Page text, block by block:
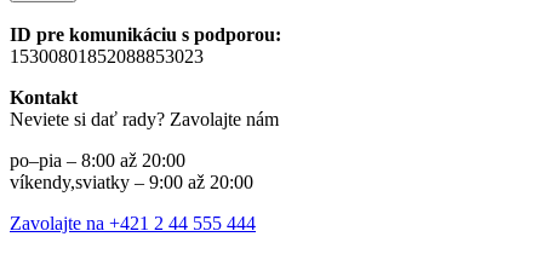
ID pre komunikáciu s podporou:
15300801852088853023
Kontakt
Neviete si dať rady? Zavolajte nám
po–pia – 8:00 až 20:00
víkendy,sviatky – 9:00 až 20:00
Zavolajte na +421 2 44 555 444